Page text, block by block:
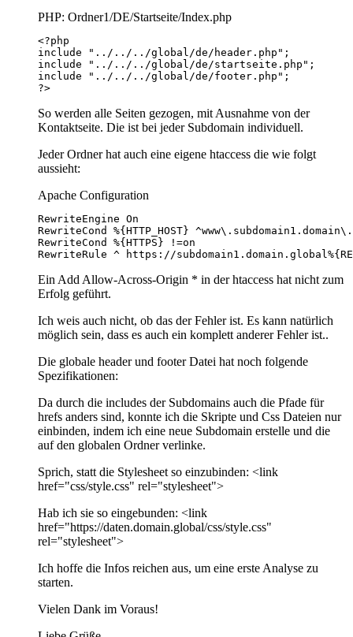
PHP: Ordner1/DE/Startseite/Index.php
?>
So werden alle Seiten gezogen, mit Ausnahme von der
Kontaktseite. Die ist bei jeder Subdomain individuell.
Jeder Ordner hat auch eine eigene htaccess die wie folgt
aussieht:
Apache Configuration
RewriteRule ^ https://
Ein Add Allow-Across-Origin * in der htaccess hat nicht zum
Erfolg geführt.
Ich weis auch nicht, ob das der Fehler ist. Es kann natürlich
möglich sein, dass es auch ein komplett anderer Fehler ist..
Die globale header und footer Datei hat noch folgende
Spezifikationen:
Da durch die includes der Subdomains auch die Pfade für
hrefs anders sind, konnte ich die Skripte und Css Dateien nur
einbinden, indem ich eine neue Subdomain erstelle und die
auf den globalen Ordner verlinke.
Sprich, statt die Stylesheet so einzubinden: <link
href="css/style.css" rel="stylesheet">
Hab ich sie so eingebunden: <link
href="https://daten.domain.global/css/style.css"
rel="stylesheet">
Ich hoffe die Infos reichen aus, um eine erste Analyse zu
starten.
Vielen Dank im Voraus!